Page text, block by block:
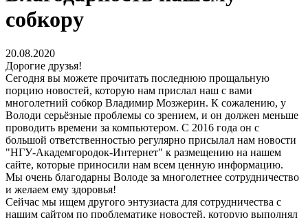
собкору
20.08.2020
Дорогие друзья!
Сегодня вы можете прочитать последнюю прощальную
порцию новостей, которую нам прислал наш с вами
многолетний собкор Владимир Мозжерин. К сожалению, у
Володи серьёзные проблемы со зрением, и он должен меньше
проводить времени за компьютером. С 2016 года он с
большой ответственностью регулярно присылал нам новости
"НГУ-Академгородок-Интернет" к размещению на нашем
сайте, которые приносили нам всем ценную информацию.
Мы очень благодарны Володе за многолетнее сотрудничество
и желаем ему здоровья!
Сейчас мы ищем другого энтузиаста для сотрудничества с
нашим сайтом по проблематике новостей, которую выполнял